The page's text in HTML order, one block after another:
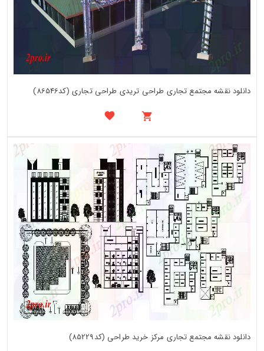
دانلود نقشه مجتمع تجاری طراحی تریدی طراحی تجاری (کد86546)
دانلود نقشه مجتمع تجاری مرکز خرید طراحی (کد85229)